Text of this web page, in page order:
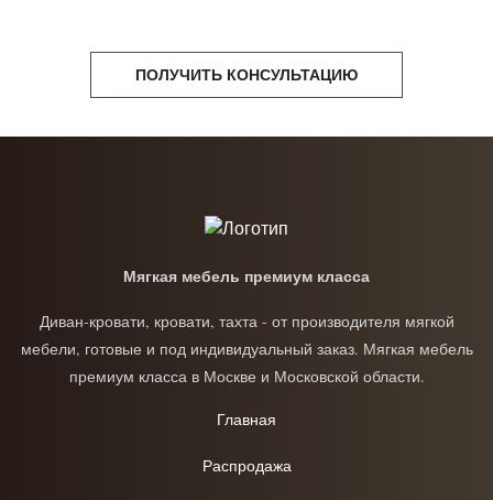
ПОЛУЧИТЬ КОНСУЛЬТАЦИЮ
Мягкая мебель премиум класса
Диван-кровати, кровати, тахта - от производителя мягкой
мебели, готовые и под индивидуальный заказ. Мягкая мебель
премиум класса в Москве и Московской области.
Главная
Распродажа